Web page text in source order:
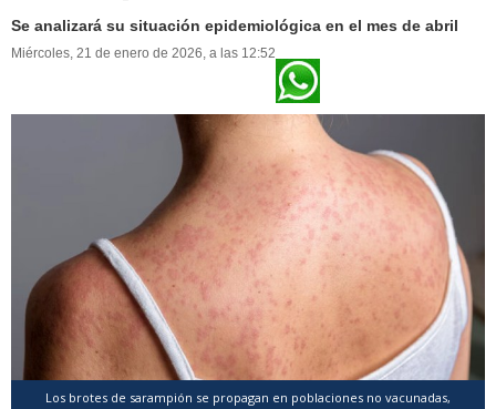
Se analizará su situación epidemiológica en el mes de abril
Miércoles, 21 de enero de 2026, a las 12:52
Los brotes de sarampión se propagan en poblaciones no vacunadas,